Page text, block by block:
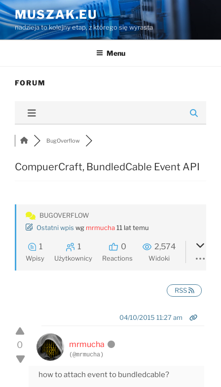
Przejdź
do
treści
MUSZAK.EU
nadzieja to kolejny etap, z którego się wyrasta
Menu
FORUM
BugOverflow
CompuerCraft, BundledCable Event API
BUGOVERFLOW
Ostatni wpis wg mrmucha11 lat temu
1
Wpisy
1
Użytkownicy
0
Reactions
2,574
Widoki
RSS
0
04/10/2015 11:27 am
mrmucha
(@mrmucha)
how to attach event to bundledcable?